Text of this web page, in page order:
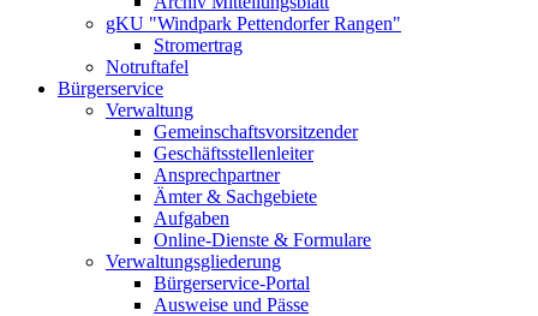
gKU "Windpark Pettendorfer Rangen"
Stromertrag
Notruftafel
Bürgerservice
Verwaltung
Gemeinschaftsvorsitzender
Geschäftsstellenleiter
Ansprechpartner
Ämter & Sachgebiete
Aufgaben
Online-Dienste & Formulare
Verwaltungsgliederung
Bürgerservice-Portal
Ausweise und Pässe